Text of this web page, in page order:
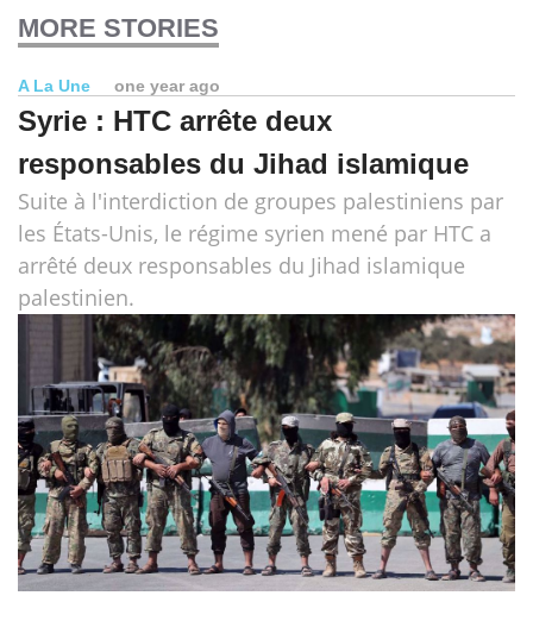
MORE STORIES
A La Une one year ago
Syrie : HTC arrête deux
responsables du Jihad islamique
Suite à l'interdiction de groupes palestiniens par
les États-Unis, le régime syrien mené par HTC a
arrêté deux responsables du Jihad islamique
palestinien.